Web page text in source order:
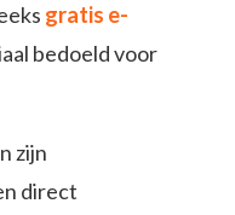
gratis e-
bedoeld voor
zijn
direct